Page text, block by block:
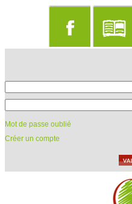
Mot de passe oublié
Créer un compte